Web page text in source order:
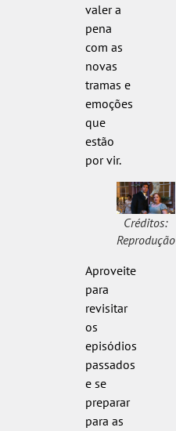
valer a
pena
com as
novas
tramas e
emoções
que
estão
por vir.
Créditos:
Reprodução
Aproveite
para
revisitar
os
episódios
passados
e se
preparar
para as